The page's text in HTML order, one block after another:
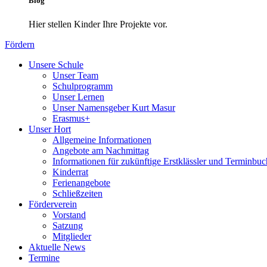
Hier stellen Kinder Ihre Projekte vor.
Fördern
Unsere Schule
Unser Team
Schulprogramm
Unser Lernen
Unser Namensgeber Kurt Masur
Erasmus+
Unser Hort
Allgemeine Informationen
Angebote am Nachmittag
Informationen für zukünftige Erstklässler und
Kinderrat
Ferienangebote
Schließzeiten
Förderverein
Vorstand
Satzung
Mitglieder
Aktuelle News
Termine